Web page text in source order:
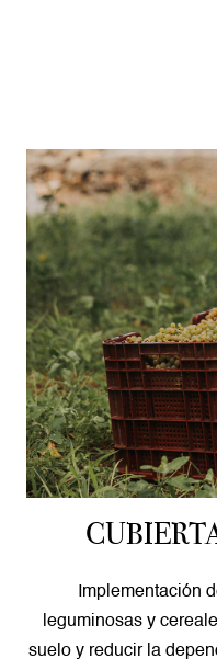
Implementación
leguminosas y
suelo y reducir la